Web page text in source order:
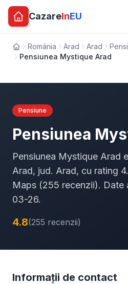
CazareInEU
AcasăRomânia Arad Arad
Pensiunea Mystique Arad
Pensiune
Pensiunea
Pensiunea Mystique Arad
Arad, jud. Arad, cu rating
Maps (255 recenzii).
03-26.
4.8(255 recenzii)
Informații de contact